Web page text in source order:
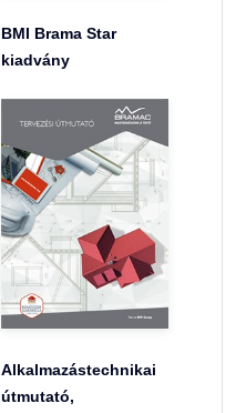
BMI Brama Star
kiadvány
Alkalmazástechnikai
útmutató,